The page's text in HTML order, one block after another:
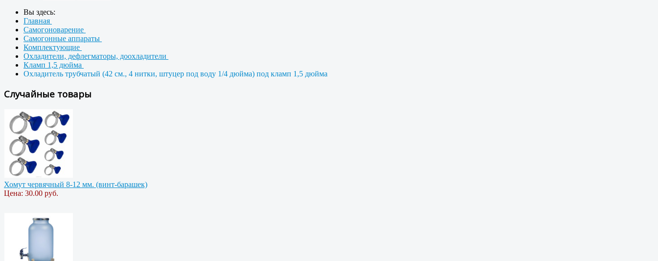
Вы здесь:
Главная
Самогоноварение
Самогонные аппараты
Комплектующие
Охладители, дефлегматоры, доохладители
Кламп 1,5 дюйма
Охладитель трубчатый (42 см., 4 нитки, штуцер под воду 1/4 дюйма) под кламп 1,5 дюйма
Случайные товары
Хомут червячный 8-12 мм. (винт-барашек)
Цена: 30.00 руб.